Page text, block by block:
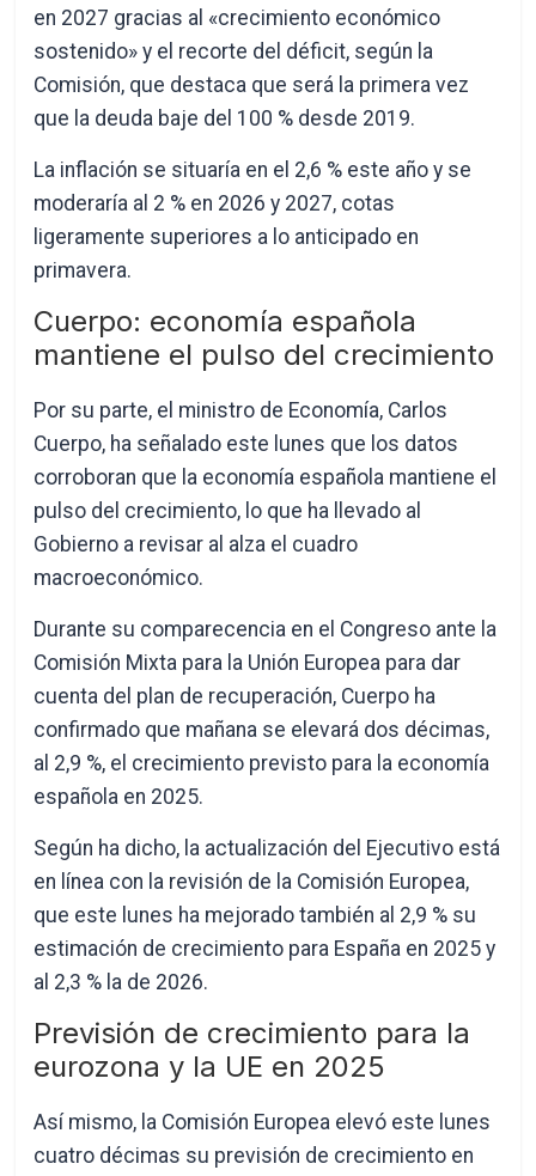
en 2027 gracias al «crecimiento económico
sostenido» y el recorte del déficit, según la
Comisión, que destaca que será la primera vez
que la deuda baje del 100 % desde 2019.
La inflación se situaría en el 2,6 % este año y se
moderaría al 2 % en 2026 y 2027, cotas
ligeramente superiores a lo anticipado en
primavera.
Cuerpo: economía española
mantiene el pulso del crecimiento
Por su parte, el ministro de Economía, Carlos
Cuerpo, ha señalado este lunes que los datos
corroboran que la economía española mantiene el
pulso del crecimiento, lo que ha llevado al
Gobierno a revisar al alza el cuadro
macroeconómico.
Durante su comparecencia en el Congreso ante la
Comisión Mixta para la Unión Europea para dar
cuenta del plan de recuperación, Cuerpo ha
confirmado que mañana se elevará dos décimas,
al 2,9 %, el crecimiento previsto para la economía
española en 2025.
Según ha dicho, la actualización del Ejecutivo está
en línea con la revisión de la Comisión Europea,
que este lunes ha mejorado también al 2,9 % su
estimación de crecimiento para España en 2025 y
al 2,3 % la de 2026.
Previsión de crecimiento para la
eurozona y la UE en 2025
Así mismo, la Comisión Europea elevó este lunes
cuatro décimas su previsión de crecimiento en